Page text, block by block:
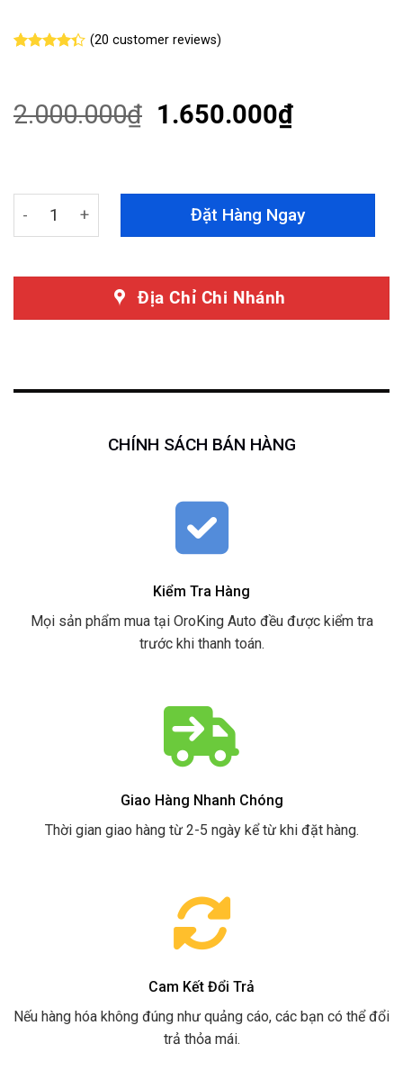
based on
customer
(20 customer reviews)
2.000.000₫ 1.650.000₫
Camera Hành Trình 70mai M300 Bản Quốc Tế 64G
Đặt Hàng Ngay
Địa Chỉ Chi Nhánh
CHÍNH SÁCH BÁN HÀNG
Kiểm Tra Hàng
Mọi sản phẩm mua tại OroKing Auto đều được kiểm tra
trước khi thanh toán.
Giao Hàng Nhanh Chóng
Thời gian giao hàng từ 2-5 ngày kể từ khi đặt hàng.
Cam Kết Đổi Trả
Nếu hàng hóa không đúng như quảng cáo, các bạn có thể đổi
trả thỏa mái.